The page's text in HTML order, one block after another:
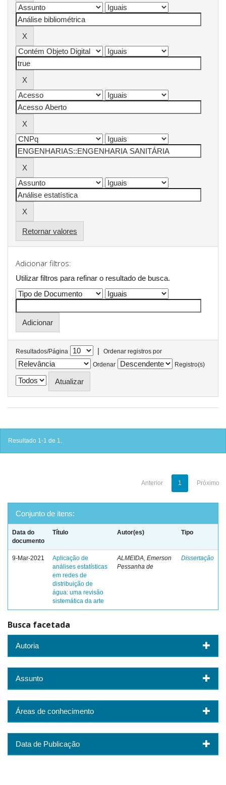
Retornar valores
Adicionar filtros:
Utilizar filtros para refinar o resultado de busca.
Resultados/Página |
Ordenar registros por
Ordenar
Registro(s)
Resultado 1-1 de 1.
Anterior 1 Próximo
Conjunto de itens:
Data do
documento
Título Autor(es) Tipo
9-Mar-2021
Aplicação de
análises estatísticas
em redes de
distribuição de
água: uma revisão
sistemática da arte
ALMEIDA, Emerson
Pessanha de
Dissertação
Busca facetada
Autoria
Assunto
Áreas de conhecimento
Data de Publicação